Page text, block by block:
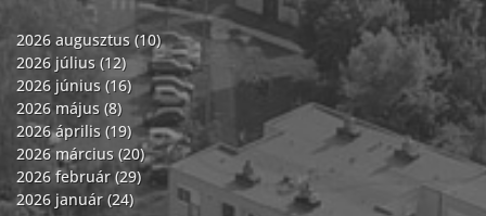
2026 augusztus (10)
2026 július (12)
2026 június (16)
2026 május (8)
2026 április (19)
2026 március (20)
2026 február (29)
2026 január (24)